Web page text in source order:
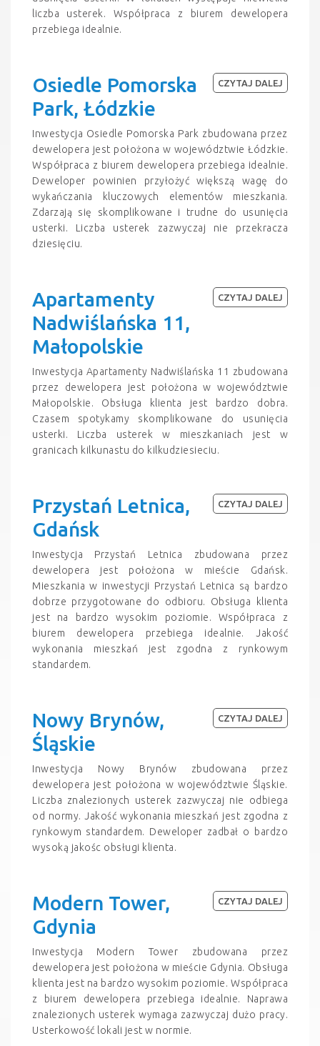
liczba usterek. Współpraca z biurem dewelopera
przebiega idealnie.
Osiedle Pomorska
Park, Łódzkie
Inwestycja Osiedle Pomorska Park zbudowana przez
dewelopera jest położona w województwie Łódzkie.
Współpraca z biurem dewelopera przebiega idealnie.
Deweloper powinien przyłożyć większą wagę do
wykańczania kluczowych elementów mieszkania.
Zdarzają się skomplikowane i trudne do usunięcia
usterki. Liczba usterek zazwyczaj nie przekracza
dziesięciu.
CZYTAJ DALEJ
Apartamenty
Nadwiślańska 11,
Małopolskie
Inwestycja Apartamenty Nadwiślańska 11 zbudowana
przez dewelopera jest położona w województwie
Małopolskie. Obsługa klienta jest bardzo dobra.
Czasem spotykamy skomplikowane do usunięcia
usterki. Liczba usterek w mieszkaniach jest w
granicach kilkunastu do kilkudziesieciu.
CZYTAJ DALEJ
Przystań Letnica,
Gdańsk
Inwestycja Przystań Letnica zbudowana przez
dewelopera jest położona w mieście Gdańsk.
Mieszkania w inwestycji Przystań Letnica są bardzo
dobrze przygotowane do odbioru. Obsługa klienta
jest na bardzo wysokim poziomie. Współpraca z
biurem dewelopera przebiega idealnie. Jakość
wykonania mieszkań jest zgodna z rynkowym
standardem.
CZYTAJ DALEJ
Nowy Brynów,
Śląskie
Inwestycja Nowy Brynów zbudowana przez
dewelopera jest położona w województwie Śląskie.
Liczba znalezionych usterek zazwyczaj nie odbiega
od normy. Jakość wykonania mieszkań jest zgodna z
rynkowym standardem. Deweloper zadbał o bardzo
wysoką jakośc obsługi klienta.
CZYTAJ DALEJ
Modern Tower,
Gdynia
Inwestycja Modern Tower zbudowana przez
dewelopera jest położona w mieście Gdynia. Obsługa
klienta jest na bardzo wysokim poziomie. Współpraca
z biurem dewelopera przebiega idealnie. Naprawa
znalezionych usterek wymaga zazwyczaj dużo pracy.
Usterkowość lokali jest w normie.
CZYTAJ DALEJ